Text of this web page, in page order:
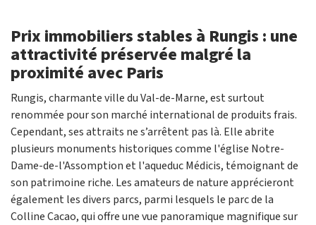
Prix immobiliers stables à Rungis : une
attractivité préservée malgré la
proximité avec Paris
Rungis, charmante ville du Val-de-Marne, est surtout
renommée pour son marché international de produits frais.
Cependant, ses attraits ne s’arrêtent pas là. Elle abrite
plusieurs monuments historiques comme l'église Notre-
Dame-de-l'Assomption et l'aqueduc Médicis, témoignant de
son patrimoine riche. Les amateurs de nature apprécieront
également les divers parcs, parmi lesquels le parc de la
Colline Cacao, qui offre une vue panoramique magnifique sur